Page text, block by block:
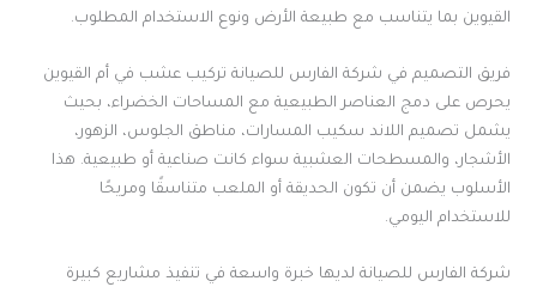
القيوين بما يتناسب مع طبيعة الأرض ونوع الاستخدام المطلوب.
فريق التصميم في شركة الفارس للصيانة تركيب عشب في أم القيوين
يحرص على دمج العناصر الطبيعية مع المساحات الخضراء، بحيث
يشمل تصميم اللاند سكيب المسارات، مناطق الجلوس، الزهور،
الأشجار، والمسطحات العشبية سواء كانت صناعية أو طبيعية. هذا
الأسلوب يضمن أن تكون الحديقة أو الملعب متناسقًا ومريحًا
للاستخدام اليومي.
شركة الفارس للصيانة لديها خبرة واسعة في تنفيذ مشاريع كبيرة